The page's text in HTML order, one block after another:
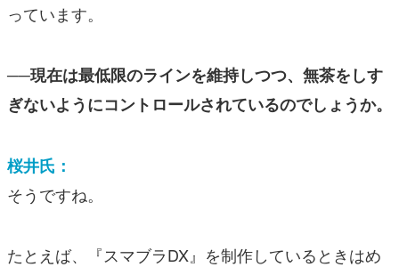
っています。
──現在は最低限のラインを維持しつつ、無茶をしす
ぎないようにコントロールされているのでしょうか。
桜井氏：
そうですね。
たとえば、 『スマブラDX』 を制作しているときはめ